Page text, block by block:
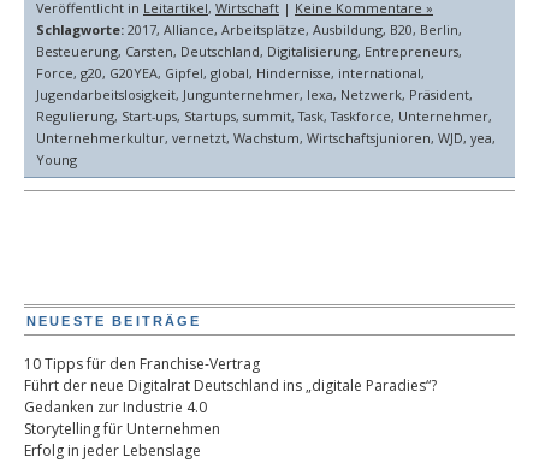
Veröffentlicht in Leitartikel, Wirtschaft | Keine Kommentare »
Schlagworte: 2017, Alliance, Arbeitsplätze, Ausbildung, B20, Berlin,
Besteuerung, Carsten, Deutschland, Digitalisierung, Entrepreneurs,
Force, g20, G20YEA, Gipfel, global, Hindernisse, international,
Jugendarbeitslosigkeit, Jungunternehmer, lexa, Netzwerk, Präsident,
Regulierung, Start-ups, Startups, summit,Task,Taskforce, Unternehmer,
Unternehmerkultur, vernetzt, Wachstum, Wirtschaftsjunioren, WJD, yea,
Young
NEUESTE BEITRÄGE
10 Tipps für den Franchise-Vertrag
Führt der neue Digitalrat Deutschland ins „digitale Paradies“?
Gedanken zur Industrie 4.0
Storytelling für Unternehmen
Erfolg in jeder Lebenslage